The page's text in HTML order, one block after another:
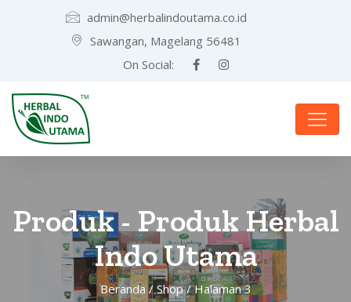
admin@herbalindoutama.co.id
Sawangan, Magelang 56481
On Social:
Produk - Produk Herbal
Indo Utama
Beranda/Shop/ Halaman 3